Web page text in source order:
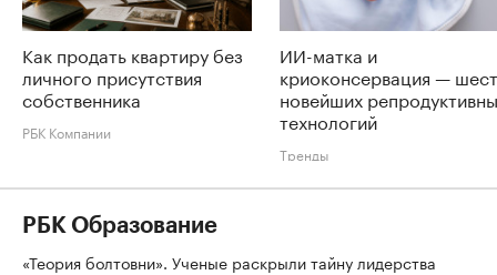
Как продать квартиру без
личного присутствия
собственника
РБК Компании
ИИ-матка и
криоконсервация —
новейших
технологий
Тренды
РБК Образование
«Теория болтовни». Ученые раскрыли тайну лидерства